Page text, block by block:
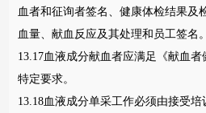
血者和征询者签名、健康体检结果及
血量、献血反应及其处理和员工签名。
13.17血液成分献血者应满足《献血
特定要求。
13.18血液成分单采工作必须由接受